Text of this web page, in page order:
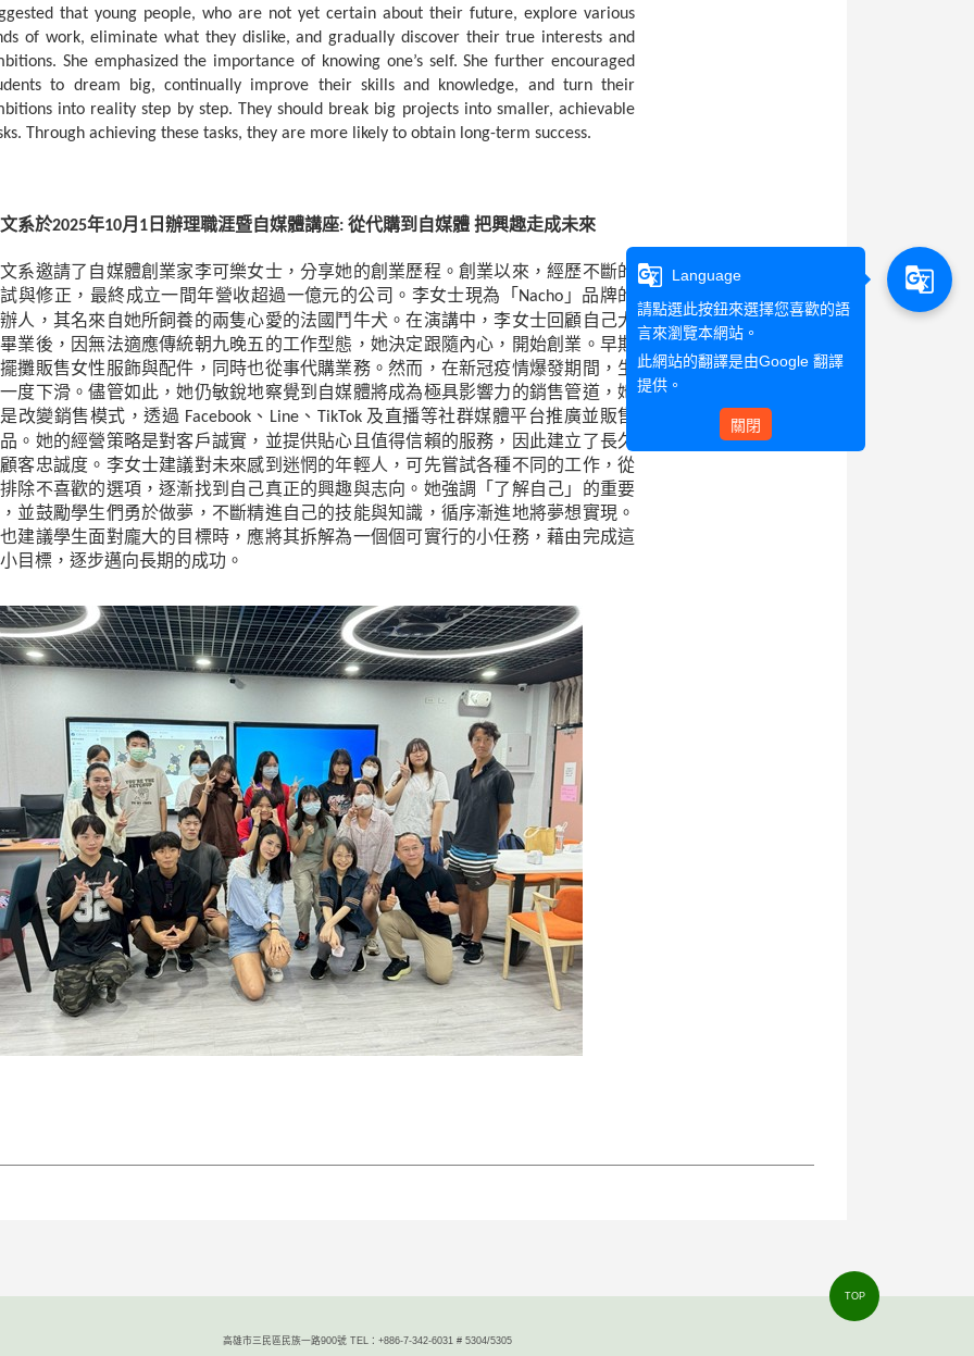
that young people, who are not yet certain about their future, explore various
of work, eliminate what they dislike, and gradually discover their true interests and
She emphasized the importance of knowing one’s self. She further encouraged
to dream big, continually improve their skills and knowledge, and turn their
into reality step by step. They should break big projects into smaller, achievable
Through achieving these tasks, they are more likely to obtain long-term success.
系於2025年10月 1 日辦理職涯暨自媒體講座: 從代購到自媒體 把興趣走成未來
系邀請了自媒體創業家李可樂女士，分享她的創業歷程。創業以來，經歷不斷的
與修正，最終成立一間年營收超過一億元的公司。李女士現為「 Nacho 」品牌的
人，其名來自她所飼養的兩隻心愛的法國鬥牛犬。在演講中，李女士回顧自己大
業後，因無法適應傳統朝九晚五的工作型態，她決定跟隨內心，開始創業。早期
攤販售女性服飾與配件，同時也從事代購業務。然而，在新冠疫情爆發期間，生
度下滑。儘管如此，她仍敏銳地察覺到自媒體將成為極具影響力的銷售管道，她
改變銷售模式，透過 Facebook、 Line、 TikTok 及直播等社群媒體平台推廣並販售
。她的經營策略是對客戶誠實，並提供貼心且值得信賴的服務，因此建立了長久
客忠誠度。李女士建議對未來感到迷惘的年輕人，可先嘗試各種不同的工作，從
除不喜歡的選項，逐漸找到自己真正的興趣與志向。她強調「了解自己」的重要
並鼓勵學生們勇於做夢，不斷精進自己的技能與知識，循序漸進地將夢想實現。
建議學生面對龐大的目標時，應將其拆解為一個個可實行的小任務，藉由完成這
目標，逐步邁向長期的成功。
高雄市三民區民族一路900號 TEL：+886-7-342-6031 # 5304/5305
TOP
g_translate
Language
請點選此按鈕來選擇您喜歡的語
言來瀏覽本網站。
此網站的翻譯是由Google 翻譯
提供。
關閉
g_translate